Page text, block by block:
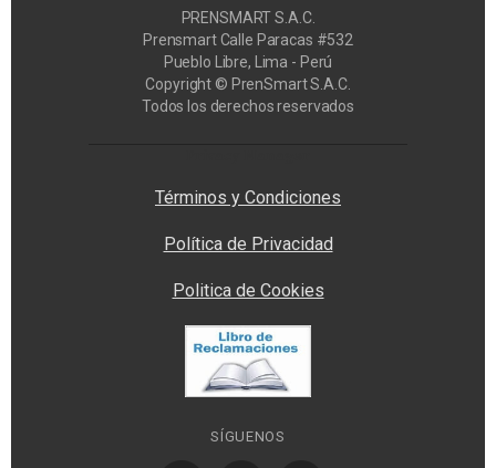
PRENSMART S.A.C.
Prensmart Calle Paracas #532
Pueblo Libre, Lima - Perú
Copyright © PrenSmart S.A.C.
Todos los derechos reservados
Términos y Condiciones
Política de Privacidad
Politica de Cookies
SÍGUENOS